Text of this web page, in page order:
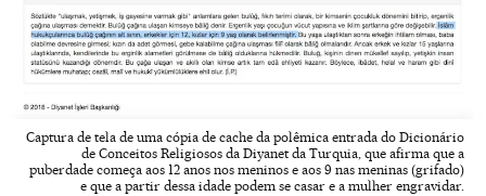
Captura de tela de uma cópia de cache da polêmica entrada do Dicionário
de Conceitos Religiosos da Diyanet da Turquia, que afirma que a
puberdade começa aos 12 anos nos meninos e aos 9 nas meninas (grifado)
e que a partir dessa idade podem se casar e a mulher engravidar.